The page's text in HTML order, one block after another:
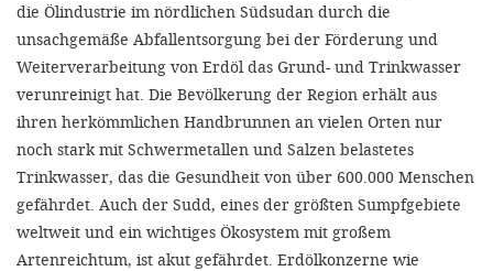
die Ölindustrie im nördlichen Südsudan durch die
unsachgemäße Abfallentsorgung bei der Förderung und
Weiterverarbeitung von Erdöl das Grund- und Trinkwasser
verunreinigt hat. Die Bevölkerung der Region erhält aus
ihren herkömmlichen Handbrunnen an vielen Orten nur
noch stark mit Schwermetallen und Salzen belastetes
Trinkwasser, das die Gesundheit von über 600.000 Menschen
gefährdet. Auch der Sudd, eines der größten Sumpfgebiete
weltweit und ein wichtiges Ökosystem mit großem
Artenreichtum, ist akut gefährdet. Erdölkonzerne wie